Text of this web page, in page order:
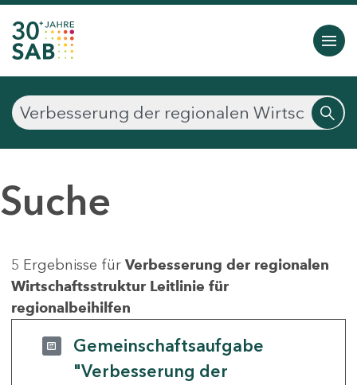
Suche
5 Ergebnisse für Verbesserung der regionalen
Wirtschaftsstruktur Leitlinie für
regionalbeihilfen
Gemeinschaftsaufgabe
"Verbesserung der